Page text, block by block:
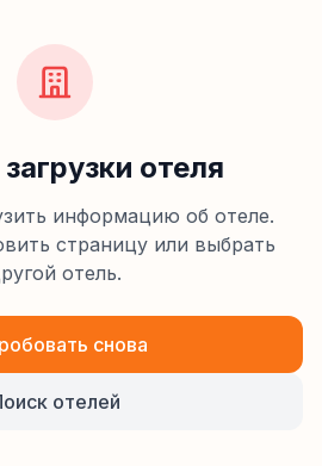
отеля
информацию об отеле.
страницу или выбрать
отель.
снова
отелей